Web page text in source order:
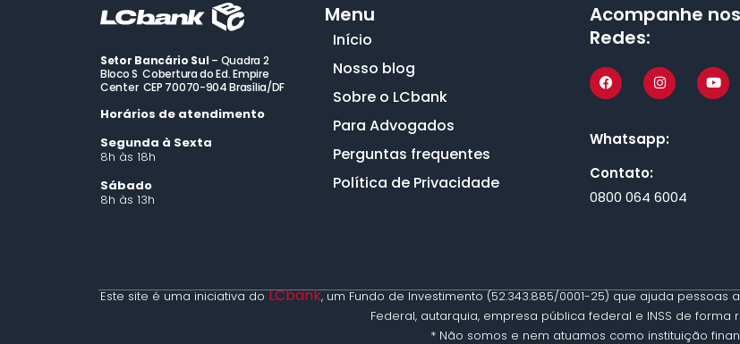
Setor Bancário Sul – Quadra 2
Bloco S Cobertura do Ed. Empire
Center CEP 70070-904 Brasília/DF
Horários de atendimento
Segunda à Sexta
8h às 18h
Sábado
8h às 13h
Menu
Início
Nosso blog
Sobre o LCbank
Para Advogados
Perguntas frequentes
Política de Privacidade
Acompanhe
Redes:
Whatsapp:
Contato:
0800 064 6004
Este site é uma iniciativa doLCbank, um Fundo de Investimento (52.343.885/0001-25) que ajuda
Federal, autarquia, empresa pública federal e INSS de forma
* Não somos e nem atuamos como instituição